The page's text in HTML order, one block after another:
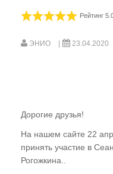
Рейтинг
ЭНИО 23.04.2020
Дорогие друзья!
На нашем сайте 22
принять участие в
Рогожкина..